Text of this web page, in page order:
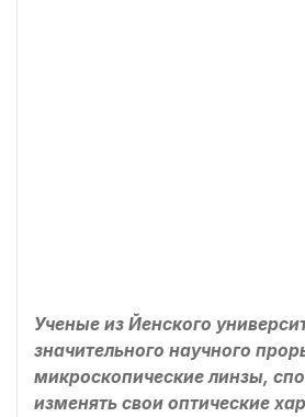
Ученые из Йенского
значительного научного
микроскопические линзы,
изменять свои оптические